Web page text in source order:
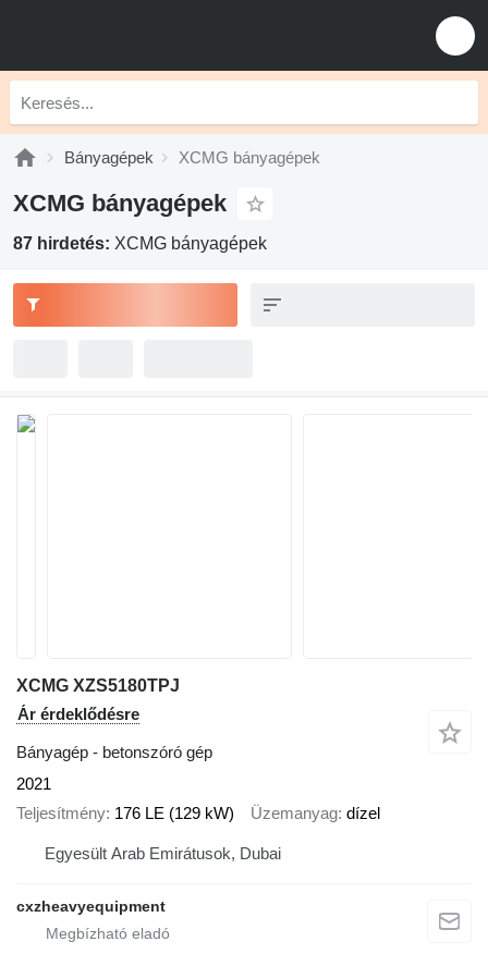
Bányagépek XCMG bányagépek
XCMG bányagépek
87 hirdetés: XCMG bányagépek
XCMG XZS5180TPJ
Ár érdeklődésre
Bányagép - betonszóró gép
2021
Teljesítmény 176 LE (129 kW) Üzemanyag dízel
Egyesült Arab Emirátusok, Dubai
cxzheavyequipment